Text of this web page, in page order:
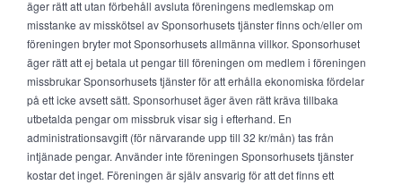
äger rätt att utan förbehåll avsluta föreningens medlemskap om
misstanke av misskötsel av Sponsorhusets tjänster finns och/eller om
föreningen bryter mot Sponsorhusets allmänna villkor. Sponsorhuset
äger rätt att ej betala ut pengar till föreningen om medlem i föreningen
missbrukar Sponsorhusets tjänster för att erhålla ekonomiska fördelar
på ett icke avsett sätt. Sponsorhuset äger även rätt kräva tillbaka
utbetalda pengar om missbruk visar sig i efterhand. En
administrationsavgift (för närvarande upp till 32 kr/mån) tas från
intjänade pengar. Använder inte föreningen Sponsorhusets tjänster
kostar det inget. Föreningen är själv ansvarig för att det finns ett